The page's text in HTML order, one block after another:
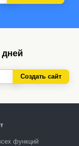
Создать сайт
функций